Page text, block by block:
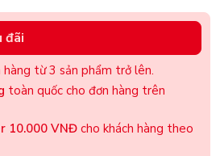
đãi
hàng từ 3 sản phẩm trở lên.
toàn quốc cho đơn hàng trên
10.000 VNĐ cho khách hàng theo